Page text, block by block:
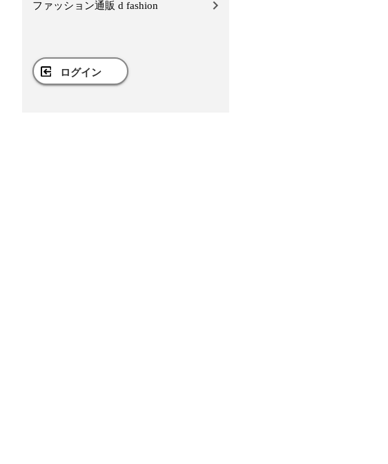
ファッション通販 d fashion
ログイン